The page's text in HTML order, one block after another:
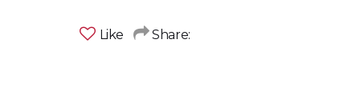
Like Share: